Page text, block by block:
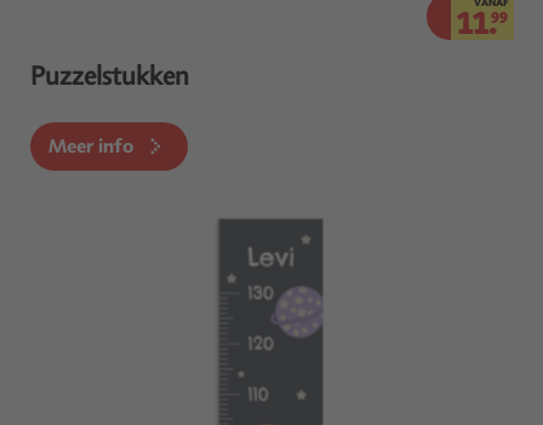
VANAF
11.99
Puzzelstukken
Meer info